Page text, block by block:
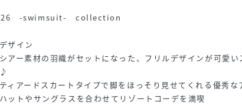
-swimsuit- collection
ザイン
シアー素材の羽織がセットになった、フリルデザインが可愛い
ィアードスカートタイプで脚をほっそり見せてくれる優秀な
ハットやサングラスを合わせてリゾートコーデを満喫